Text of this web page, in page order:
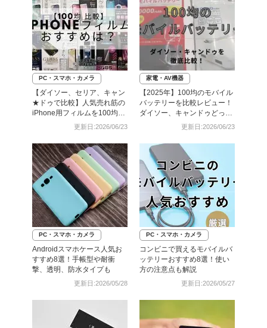
PC・スマホ・カメラ
【ダイソー、セリア、キャン
★ドゥで比較】人気売れ筋の
iPhone用フィルムを100均で
全部買ってみた更新日:2026/06/23
家電・AV機器
【2025年】100均のモバイル
バッテリーを比較レビュー！
ダイソー、キャンドゥどっち
更新日:2026/06/23
PC・スマホ・カメラ
Androidスマホケース人気お
すすめ8選！手帳型や耐衝
撃、透明、防水タイプも
更新日:2026/05/28
PC・スマホ・カメラ
コンビニで買えるモバイルバ
ッテリーおすすめ8選！使い
方の注意点も解説
更新日:2026/05/27